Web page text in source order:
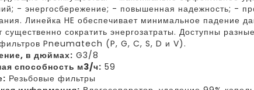
- энергосбережение; - повышенная надежность; -
Линейка HE обеспечивает минимальное падение
существенно сократить энергозатраты. Доступны
Pneumatech (P, G, C, S, D и V).
в дюймах: G3/8
способность м3/ч: 59
Резьбовые фильтры